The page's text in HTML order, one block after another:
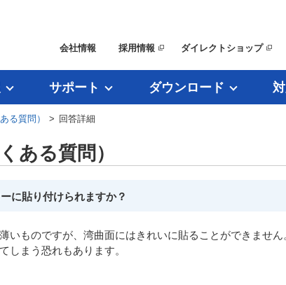
会社情報 採用情報 ダイレクトショップ
サポート ダウンロード
る質問） > 回答詳細
ある質問）
に貼り付けられますか？
いものですが、湾曲面にはきれいに貼ることができません
しまう恐れもあります。